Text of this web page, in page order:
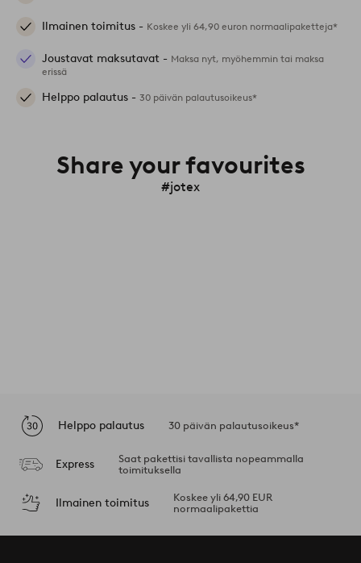
Ilmainen toimitus - Koskee yli 64,90 euron normaalipaketteja*
Joustavat maksutavat - Maksa nyt, myöhemmin tai maksa
erissä
Helppo palautus - 30 päivän palautusoikeus*
Share your favourites
#jotex
Helppo palautus 30 päivän palautusoikeus*
Express
Saat pakettisi tavallista nopeammalla
toimituksella
Ilmainen toimitus
Koskee yli 64,90 EUR
normaalipakettia